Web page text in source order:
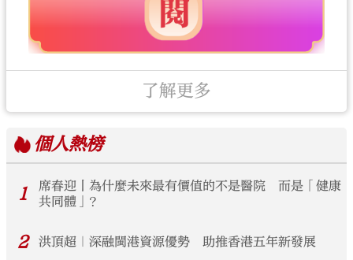
了解更多
個人熱榜
1
席春迎丨為什麼未來最有價值的不是醫院 而是「健康
共同體」？
2 洪頂超｜深融閩港資源優勢 助推香港五年新發展